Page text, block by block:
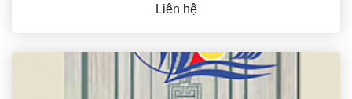
Liên hệ